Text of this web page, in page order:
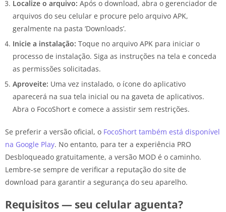
Localize o arquivo: Após o download, abra o gerenciador de
arquivos do seu celular e procure pelo arquivo APK,
geralmente na pasta ‘Downloads’.
Inicie a instalação: Toque no arquivo APK para iniciar o
processo de instalação. Siga as instruções na tela e conceda
as permissões solicitadas.
Aproveite: Uma vez instalado, o ícone do aplicativo
aparecerá na sua tela inicial ou na gaveta de aplicativos.
Abra o FocoShort e comece a assistir sem restrições.
Se preferir a versão oficial, o FocoShort também está disponível
na Google Play. No entanto, para ter a experiência PRO
Desbloqueado gratuitamente, a versão MOD é o caminho.
Lembre-se sempre de verificar a reputação do site de
download para garantir a segurança do seu aparelho.
Requisitos — seu celular aguenta?